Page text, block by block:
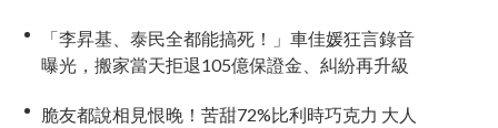
「李昇基、泰民全都能搞死！」車佳媛狂言錄音
曝光，搬家當天拒退105億保證金、糾紛再升級
脆友都說相見恨晚！苦甜72%比利時巧克力 大人